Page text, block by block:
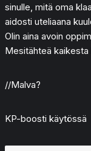
sinulle, mitä oma
aidosti uteliaana
Olin aina avoin
Mesitähteä
//Malva?
KP-boosti käytössä